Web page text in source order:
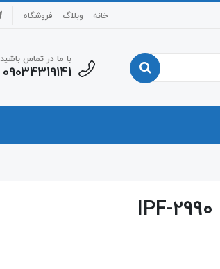
خانه وبلاگ فروشگاه
با ما در تماس باشید
09034319141